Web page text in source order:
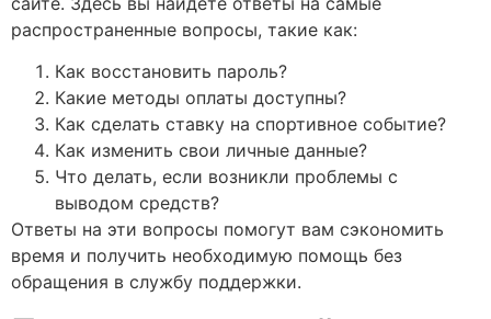
распространенные вопросы, такие как:
Как восстановить пароль?
Какие методы оплаты доступны?
Как сделать ставку на спортивное событие?
Как изменить свои личные данные?
Что делать, если возникли проблемы с
выводом средств?
Ответы на эти вопросы помогут вам сэкономить
время и получить необходимую помощь без
обращения в службу поддержки.